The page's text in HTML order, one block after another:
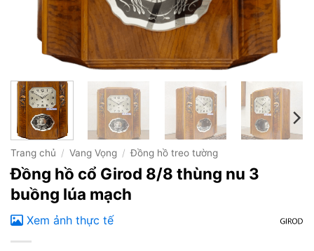
Trang chủ / Vang Vọng / Đồng hồ treo tường
Đồng hồ cổ Girod 8/8 thùng nu 3
buồng lúa mạch
Xem ảnh thực tế